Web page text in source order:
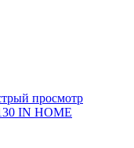
просмотр
IN HOME